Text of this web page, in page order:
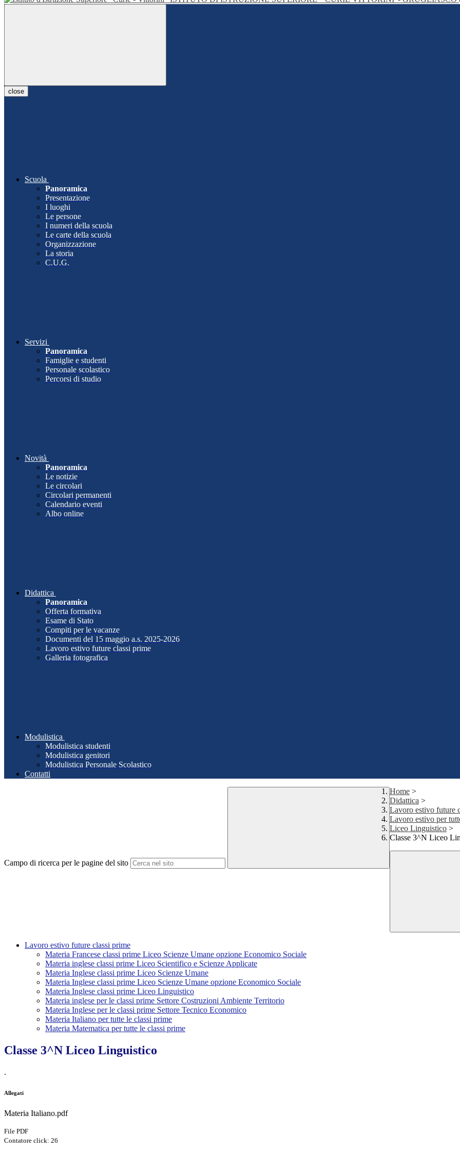
close
Scuola
Panoramica
Presentazione
I luoghi
Le persone
I numeri della scuola
Le carte della scuola
Organizzazione
La storia
C.U.G.
Servizi
Panoramica
Famiglie e studenti
Personale scolastico
Percorsi di studio
Novità
Panoramica
Le notizie
Le circolari
Circolari permanenti
Calendario eventi
Albo online
Didattica
Panoramica
Offerta formativa
Esame di Stato
Compiti per le vacanze
Documenti del 15 maggio a.s. 2025-2026
Lavoro estivo future classi prime
Galleria fotografica
Modulistica
Modulistica studenti
Modulistica genitori
Modulistica Personale Scolastico
Contatti
Campo di ricerca per le pagine del sito
Home >
Didattica >
Lavoro estivo future
Lavoro estivo per
Liceo Linguistico >
Classe 3^N Liceo
Lavoro estivo future classi prime
Materia Francese classi prime Liceo Scienze Umane opzione Economico Sociale
Materia inglese classi prime Liceo Scientifico e Scienze Applicate
Materia Inglese classi prime Liceo Scienze Umane
Materia Inglese classi prime Liceo Scienze Umane opzione Economico Sociale
Materia Inglese classi prime Liceo Linguistico
Materia inglese per le classi prime Settore Costruzioni Ambiente Territorio
Materia Inglese per le classi prime Settore Tecnico Economico
Materia Italiano per tutte le classi prime
Materia Matematica per tutte le classi prime
Classe 3^N Liceo Linguistico
.
Allegati
Materia Italiano.pdf
File PDF
Contatore click: 26